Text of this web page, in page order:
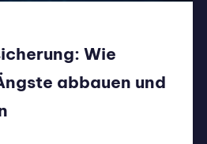
Wie
abbauen und